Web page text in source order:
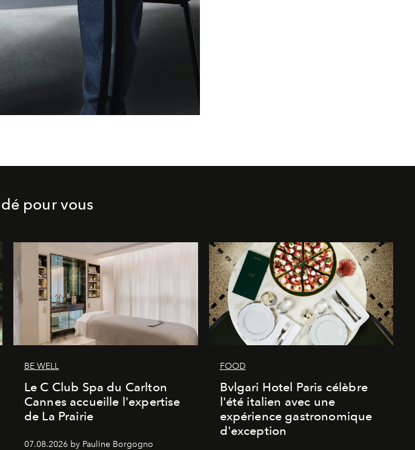
pour vous
BE WELL
Le C Club Spa du Carlton
Cannes accueille l'expertise
de La Prairie
07.08.2026 by Pauline Borgogno
FOOD
Bvlgari Hotel Paris célèbre
l'été italien avec une
expérience gastronomique
d'exception